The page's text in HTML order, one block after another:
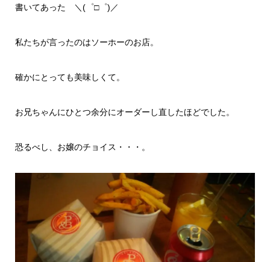
書いてあった ＼(゜□゜)／
私たちが言ったのはソーホーのお店。
確かにとっても美味しくて。
お兄ちゃんにひとつ余分にオーダーし直したほどでした。
恐るべし、お嬢のチョイス・・・。